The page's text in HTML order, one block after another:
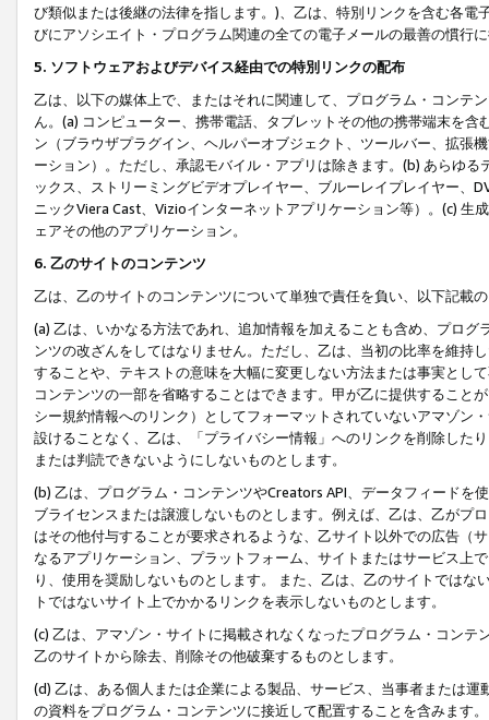
び類似または後継の法律を指します。)、乙は、特別リンクを含む各
びにアソシエイト・プログラム関連の全ての電子メールの最善の慣行
5. ソフトウェアおよびデバイス経由での特別リンクの配布
乙は、以下の媒体上で、またはそれに関連して、プログラム・コンテ
ん。(a) コンピューター、携帯電話、タブレットその他の携帯端末を
ン（ブラウザプラグイン、ヘルパーオブジェクト、ツールバー、拡張
ーション）。ただし、承認モバイル・アプリは除きます。(b) あらゆ
ックス、ストリーミングビデオプレイヤー、ブルーレイプレイヤー、
ニックViera Cast、Vizioインターネットアプリケーション等）。(c)
ェアその他のアプリケーション。
6. 乙のサイトのコンテンツ
乙は、乙のサイトのコンテンツについて単独で責任を負い、以下記載
(a) 乙は、いかなる方法であれ、追加情報を加えることも含め、プロ
ンツの改ざんをしてはなりません。ただし、乙は、当初の比率を維持
することや、テキストの意味を大幅に変更しない方法または事実とし
コンテンツの一部を省略することはできます。甲が乙に提供すること
シー規約情報へのリンク）としてフォーマットされていないアマゾン
設けることなく、乙は、「プライバシー情報」へのリンクを削除した
または判読できないようにしないものとします。
(b) 乙は、プログラム・コンテンツやCreators API、データフィード
ブライセンスまたは譲渡しないものとします。例えば、乙は、乙がプ
はその他付与することが要求されるような、乙サイト以外での広告（
なるアプリケーション、プラットフォーム、サイトまたはサービス上
り、使用を奨励しないものとします。 また、乙は、乙のサイトでは
トではないサイト上でかかるリンクを表示しないものとします。
(c) 乙は、アマゾン・サイトに掲載されなくなったプログラム・コン
乙のサイトから除去、削除その他破棄するものとします。
(d) 乙は、ある個人または企業による製品、サービス、当事者または
の資料をプログラム・コンテンツに接近して配置することを含みます